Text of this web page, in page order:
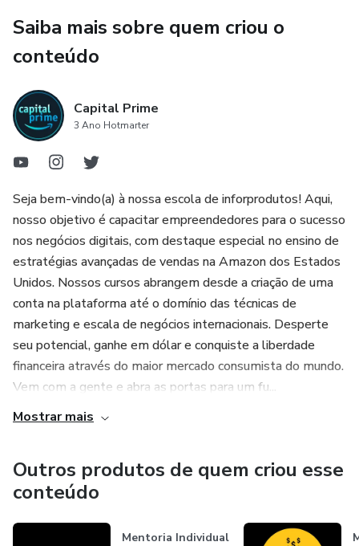
Saiba mais sobre quem criou o
conteúdo
Capital Prime
3 Ano Hotmarter
Seja bem-vindo(a) à nossa escola de inforprodutos! Aqui,
nosso objetivo é capacitar empreendedores para o sucesso
nos negócios digitais, com destaque especial no ensino de
estratégias avançadas de vendas na Amazon dos Estados
Unidos. Nossos cursos abrangem desde a criação de uma
conta na plataforma até o domínio das técnicas de
marketing e escala de negócios internacionais. Desperte
seu potencial, ganhe em dólar e conquiste a liberdade
financeira através do maior mercado consumista do mundo.
Vem com a gente e abra as portas para um fu...
Mostrar mais
Outros produtos de quem criou esse
conteúdo
Mentoria Individual